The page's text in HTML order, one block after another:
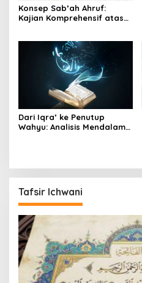
Konsep Sab’ah Ahruf:
Kajian Komprehensif atas
Dari Iqra’ ke Penutup
Wahyu: Analisis Mendalam
Tafsir Ichwani